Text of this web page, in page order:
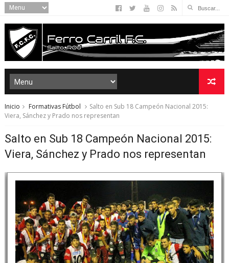
Inicio Formativas Fútbol
Salto en Sub 18 Campeón Nacional 2015:
Viera, Sánchez y Prado nos representan
Salto en Sub 18 Campeón Nacional 2015:
Viera, Sánchez y Prado nos representan